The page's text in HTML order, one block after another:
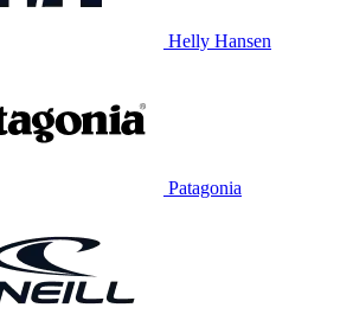
Helly Hansen
Patagonia